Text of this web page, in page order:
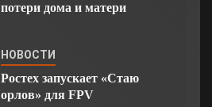
потери дома и матери
НОВОСТИ
Ростех запускает «Стаю
орлов» для FPV